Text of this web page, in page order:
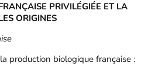
PRIVILÉGIÉE ET LA
ORIGINES
production biologique française :